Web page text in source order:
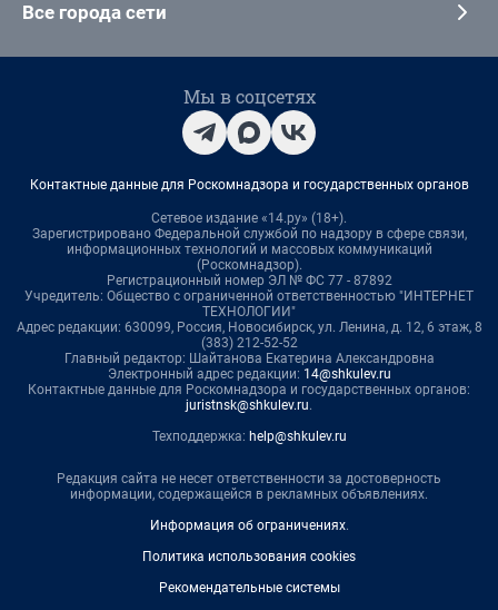
Все города сети
Мы в соцсетях
Контактные данные для Роскомнадзора и государственных органов
Сетевое издание «14.ру» (18+).
Зарегистрировано Федеральной службой по надзору в сфере связи,
информационных технологий и массовых коммуникаций
(Роскомнадзор).
Регистрационный номер ЭЛ № ФС 77 - 87892
Учредитель: Общество с ограниченной ответственностью "ИНТЕРНЕТ
ТЕХНОЛОГИИ"
Адрес редакции: 630099, Россия, Новосибирск, ул. Ленина, д. 12, 6 этаж, 8
(383) 212-52-52
Главный редактор: Шайтанова Екатерина Александровна
Электронный адрес редакции: 14@shkulev.ru
Контактные данные для Роскомнадзора и государственных органов:
juristnsk@shkulev.ru.
Техподдержка: help@shkulev.ru
Редакция сайта не несет ответственности за достоверность
информации, содержащейся в рекламных объявлениях.
Информация об ограничениях.
Политика использования cookies
Рекомендательные системы